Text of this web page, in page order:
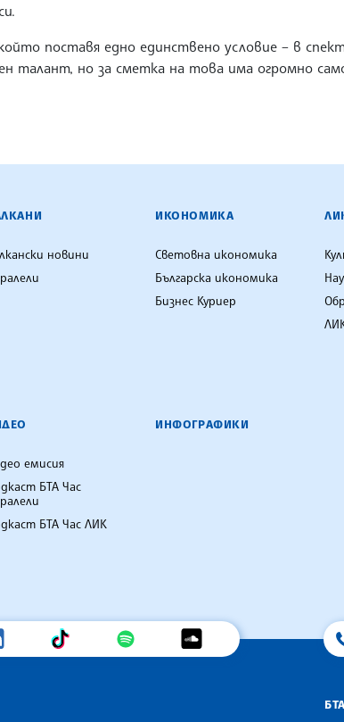
поставя едно единствено условие – в
талант, но за сметка на това има огромно
новини
ИКОНОМИКА
Световна икономика
Българска икономика
Бизнес Куриер
емисия
БТА Час
БТА Час ЛИК
ИНФОГРАФИКИ
БТА